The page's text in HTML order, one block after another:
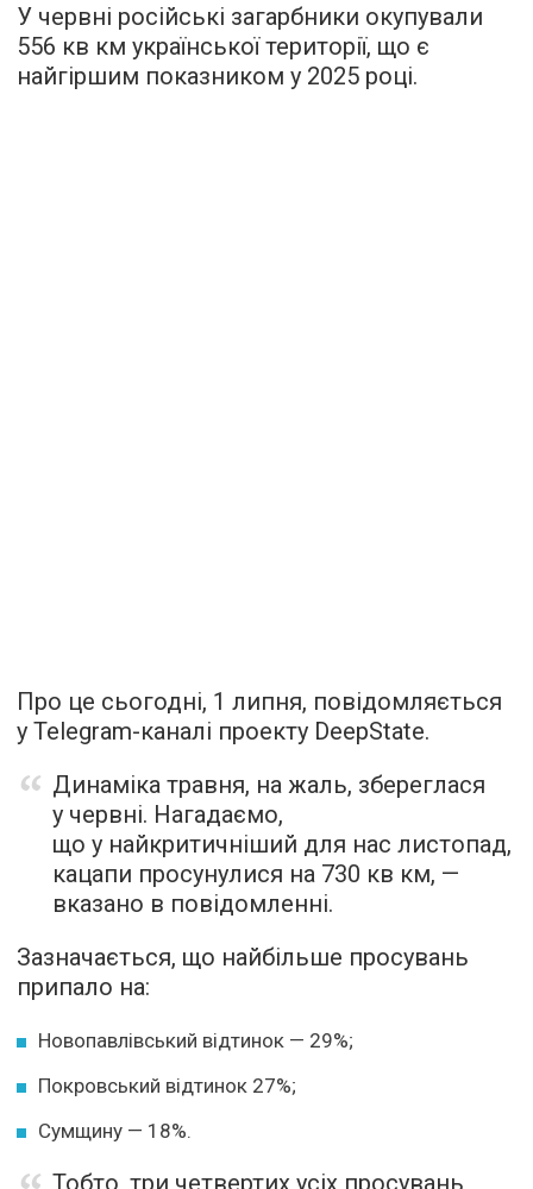
У червні російські загарбники окупували
556 кв км української території, що є
найгіршим показником у 2025 році.
Про це сьогодні, 1 липня, повідомляється
у Telegram-каналі проекту DeepState.
Динаміка травня, на жаль, збереглася
у червні. Нагадаємо,
що у найкритичніший для нас листопад,
кацапи просунулися на 730 кв км, —
вказано в повідомленні.
Зазначається, що найбільше просувань
припало на:
Новопавлівський відтинок — 29%;
Покровський відтинок 27%;
Сумщину — 18%.
Тобто, три четвертих усіх просувань